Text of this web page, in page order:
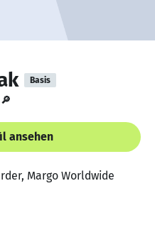
Basis
ansehen
Margo Worldwide